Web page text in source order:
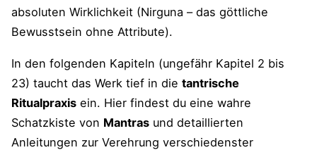
absoluten Wirklichkeit (Nirguna – das göttliche
Bewusstsein ohne Attribute).
In den folgenden Kapiteln (ungefähr Kapitel 2 bis
23) taucht das Werk tief in die tantrische
Ritualpraxis ein. Hier findest du eine wahre
Schatzkiste von Mantras und detaillierten
Anleitungen zur Verehrung verschiedenster